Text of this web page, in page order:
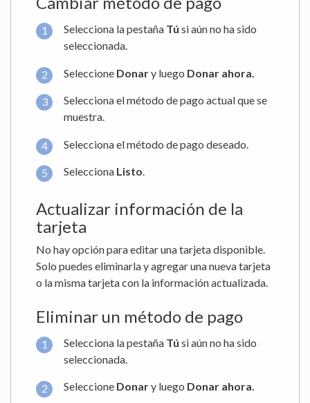
Selecciona la pestaña Tú si aún no ha sido
seleccionada.
Seleccione Donary luego Donar ahora.
Selecciona el método de pago actual que se
muestra.
Selecciona el método de pago deseado.
Selecciona Listo.
Actualizar información de la
tarjeta
No hay opción para editar una tarjeta disponible.
Solo puedes eliminarla y agregar una nueva tarjeta
o la misma tarjeta con la información actualizada.
Eliminar un método de pago
Selecciona la pestaña Tú si aún no ha sido
seleccionada.
Seleccione Donary luego Donar ahora.